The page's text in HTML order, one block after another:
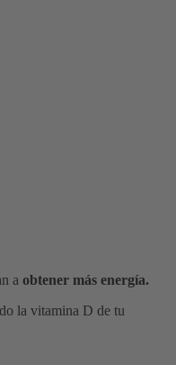
a obtener más energía.
la vitamina D de tu